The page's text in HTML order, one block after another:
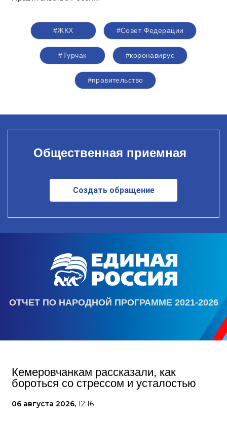
#ЖКХ #Совет Федерации
#Турчак #коронавирус
#правительство
Общественная приемная
Создать обращение
ОТЧЕТ ПО НАРОДНОЙ ПРОГРАММЕ 2021-2026
Кемеровчанкам рассказали, как
бороться со стрессом и усталостью
06 августа 2026, 12:16